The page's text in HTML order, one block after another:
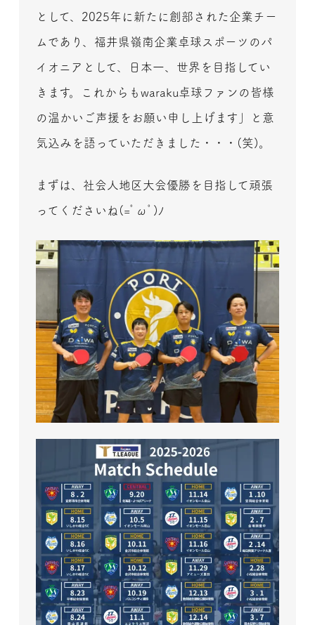
として、2025年に新たに創部された企業チー
ムであり、福井県嶺南企業卓球スポーツのパ
イオニアとして、日本一、世界を目指してい
きます。これからもwaraku卓球ファンの皆様
の温かいご声援をお願い申し上げます」と意
気込みを語っていただきました・・・(笑)。
まずは、社会人地区大会優勝を目指して頑張
ってくださいね(=ﾟωﾟ)ﾉ